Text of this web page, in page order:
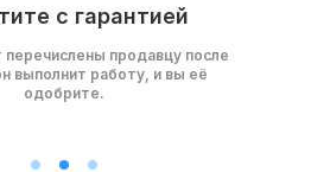
с гарантией
перечислены продавцу после
выполнит работу, и вы её
одобрите.